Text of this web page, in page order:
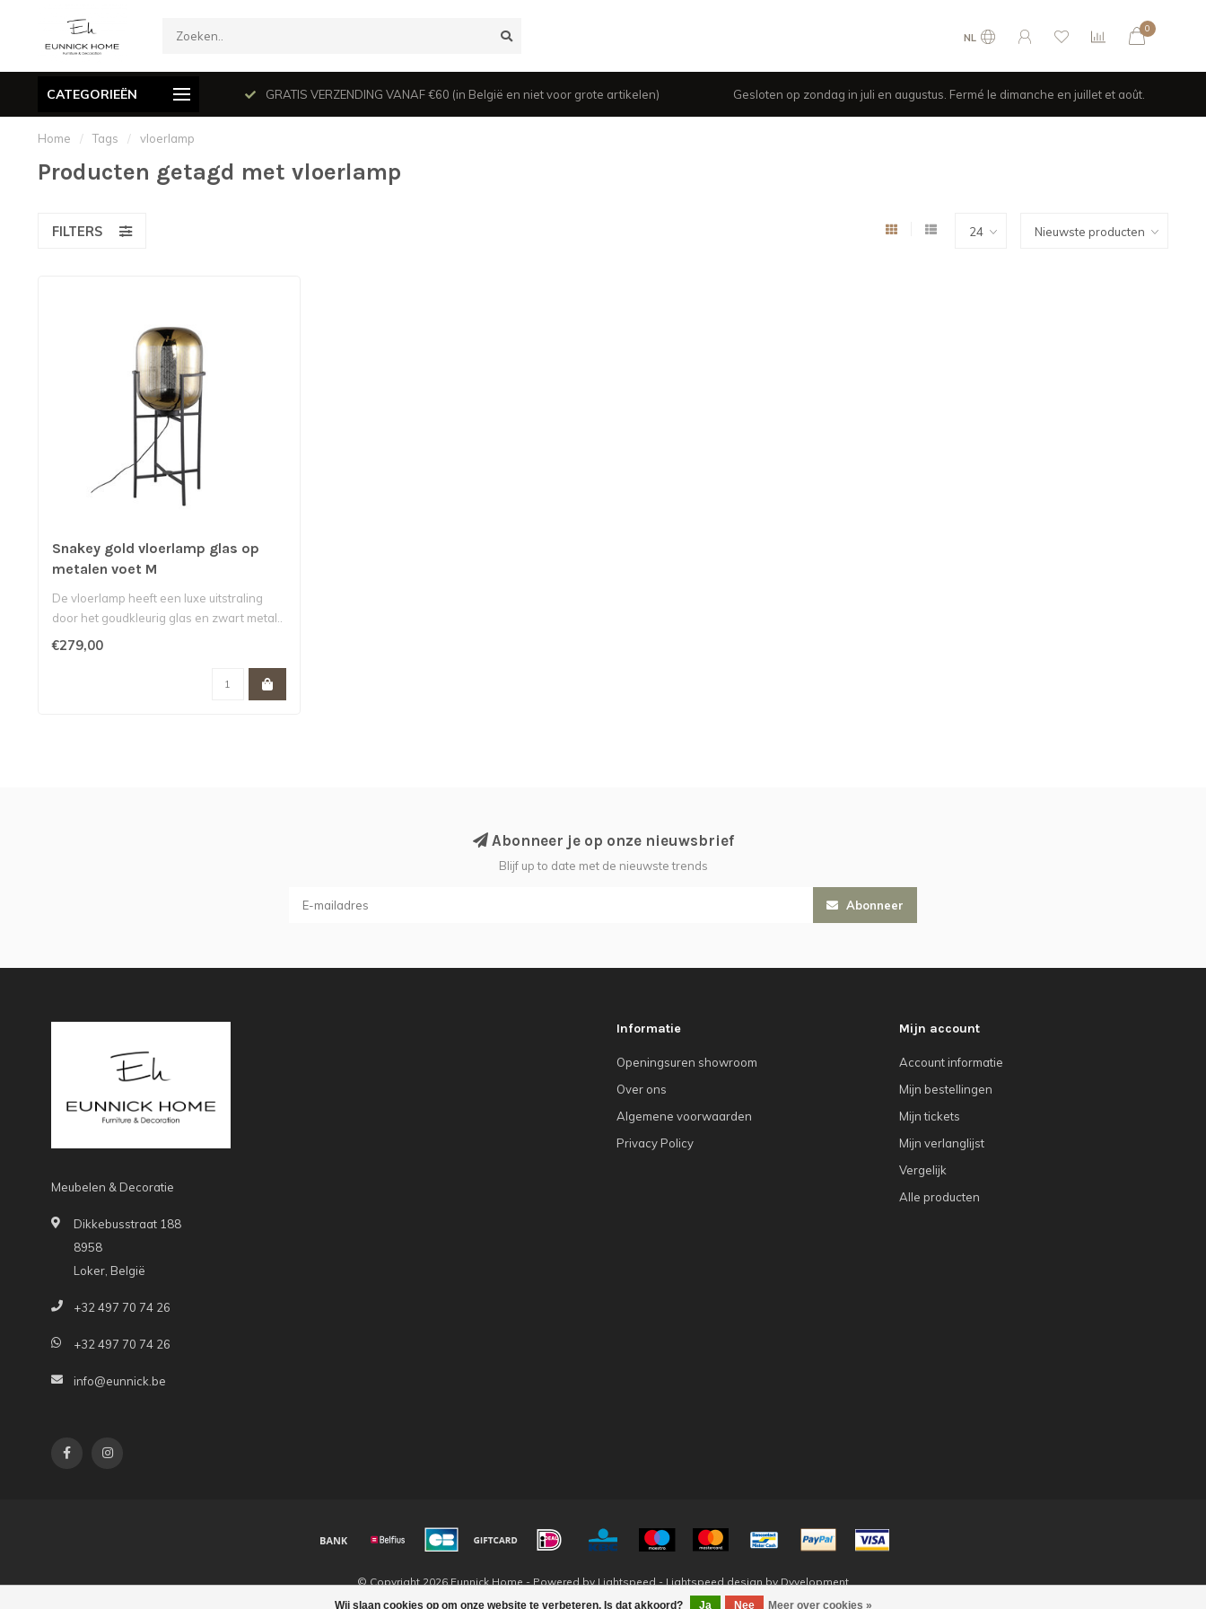
NL
0
CATEGORIEËN
le dimanche en juillet et août. GRATIS VERZENDING VANAF €60 (in België en niet voor grote artikelen) Gesloten op zondag in juli en augustus. Fermé le dimanche en juillet et août.
Home / Tags / vloerlamp
Producten getagd met vloerlamp
FILTERS
Snakey gold vloerlamp glas op
metalen voet M
De vloerlamp heeft een luxe uitstraling
door het goudkleurig glas en zwart metal..
€279,00
Wij slaan cookies op om onze website te verbeteren. Is dat akkoord? Ja Nee Meer over cookies »
Abonneer je op onze nieuwsbrief
Blijf up to date met de nieuwste trends
Abonneer
Meubelen & Decoratie
Dikkebusstraat 188
8958
Loker, België
+32 497 70 74 26
+32 497 70 74 26
info@eunnick.be
Informatie
Openingsuren showroom
Over ons
Algemene voorwaarden
Privacy Policy
Mijn account
Account informatie
Mijn bestellingen
Mijn tickets
Mijn verlanglijst
Vergelijk
Alle producten
© Copyright 2026 Eunnick Home - Powered by Lightspeed - Lightspeed design by Dyvelopment